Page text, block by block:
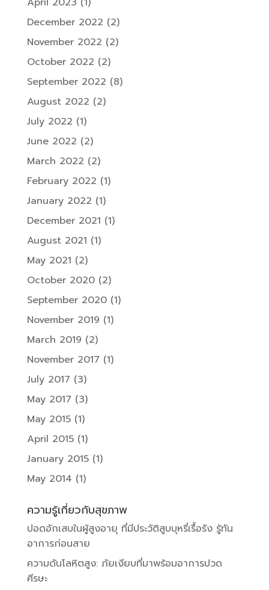
December 2022 (2)
November 2022 (2)
October 2022 (2)
September 2022 (8)
August 2022 (2)
July 2022 (1)
June 2022 (2)
March 2022 (2)
February 2022 (1)
January 2022 (1)
December 2021 (1)
August 2021 (1)
May 2021 (2)
October 2020(2)
September 2020(1)
November 2019 (1)
March 2019 (2)
November 2017 (1)
July 2017 (3)
May 2017 (3)
May 2015(1)
April 2015(1)
January 2015(1)
May 2014 (1)
ความรู้เกี่ยวกับสุขภาพ
ปอดอักเสบในผู้สูงอายุ ที่มีประวัติสูบบุหรี่เรื้อรัง รู้ทัน
อาการก่อนสาย
ความดันโลหิตสูง: ภัยเงียบที่มาพร้อมอาการปวด
ศีรษะ